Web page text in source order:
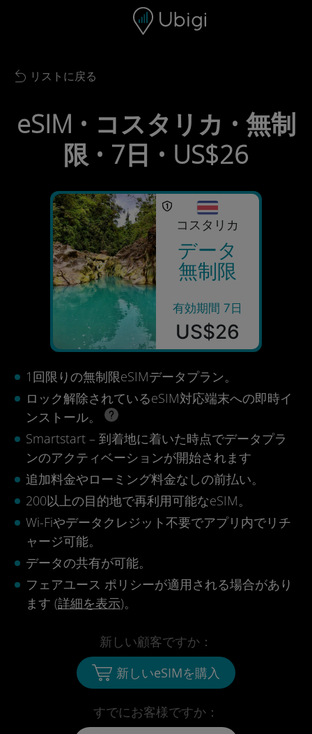
ナビゲーションバー フッター
Back to list
リストに戻る
eSIM • コスタリカ • 無制
限 • 7日 • US$26
コスタリカ
データ
無制限
有効期間 7日
US$26
1回限りの無制限eSIMデータプラン。
ロック解除されているeSIM対応端末への即時イ
ンストール。
Smartstart – 到着地に着いた時点でデータプラ
ンのアクティベーションが開始されます
追加料金やローミング料金なしの前払い。
200以上の目的地で再利用可能なeSIM。
Wi-Fiやデータクレジット不要でアプリ内でリチ
ャージ可能。
データの共有が可能。
フェアユース ポリシーが適用される場合があり
ます (詳細を表示)。
すでにお客様ですか：
新しい顧客ですか：
新しいeSIMを購入